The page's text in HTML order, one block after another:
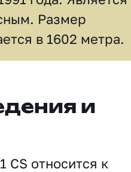
Размер
в 1602 метра.
и
CS относится к